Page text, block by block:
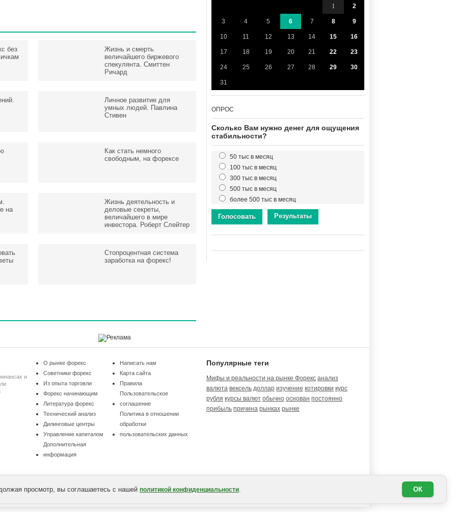
без
Жизнь и смерть
величайшего биржевого
спекулянта. Смиттен
Ричард
Личное развитие для
умных людей. Павлина
Стивен
Как стать немного
свободным, на форексе
на
Жизнь деятельность и
деловые секреты,
величайшего в мире
инвестора. Роберт Слейтер
Стопроцентная система
заработка на форекс!
1 2
3 4 5 6 7 8 9
10 11 12 13 14 15 16
17 18 19 20 21 22 23
24 25 26 27 28 29 30
31
ОПРОС
Сколько Вам нужно денег для ощущения
стабильности?
50 тыс в месяц
100 тыс в месяц
300 тыс в месяц
500 тыс в месяц
более 500 тыс в месяц
Голосовать Результаты
и
О рынке форекс
Советники форекс
Из опыта торговли
Форекс начинающим
Литература форекс
Технический анализ
Дилинговые центры
Управление капиталом
Дополнительная
информация
Написать нам
Карта сайта
Правила
Пользовательское
соглашение
Политика в отношении
обработки
пользовательских данных
Популярные теги
Мифы и реальности на рынке Форекс анализ
валюта вексель доллар изучение котировки курс
рубля курсы валют обычно основан постоянно
прибыль причина рынках рынке
просмотр, вы соглашаетесь с нашей политикой конфиденциальности ОК